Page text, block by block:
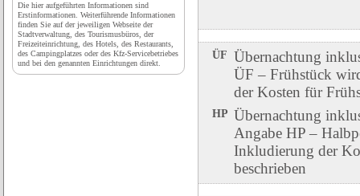
ÜF Übernachtung
ÜF – Frühstück
der Kosten für
HP Übernachtung
Angabe HP –
Inkludierung der
beschrieben
Die hier aufgeführten Informationen sind
Erstinformationen. Weiterführende Informationen
finden Sie auf der jeweiligen Webseite der
Stadtverwaltung, des Tourismusbüros, der
Freizeiteinrichtung, des Hotels, des Restaurants,
des Campingplatzes oder des Kfz-Servicebetriebes
und bei den genannten Einrichtungen direkt.